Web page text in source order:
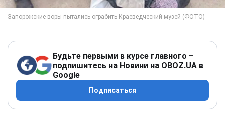
Будьте первыми в курсе главного –
подпишитесь на Новини на OBOZ.UA в
Google
Подписаться